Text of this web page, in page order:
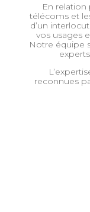
En
télécoms et
d’un
vos usages
Notre équipe
reconnues